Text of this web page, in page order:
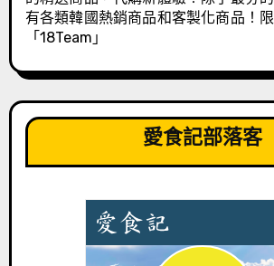
有各類韓國熱銷商品和客製化商品！
「18Team」
愛食記部落客